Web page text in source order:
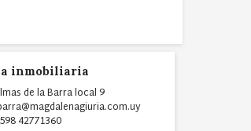
inmobiliaria
de la Barra local 9
42771360